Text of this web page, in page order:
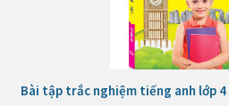
Bài tập trắc nghiệm tiếng anh lớp